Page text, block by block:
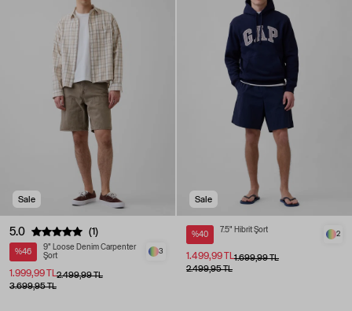
Sale
5.0 (1)
%46
9" Loose Denim Carpenter
Şort
2.499,99 TL
1.999,99 TL
3
3.699,95 TL
Sale
%40
7.5" Hibrit Şort
1.699,99 TL
1.499,99 TL
2
2.499,95 TL